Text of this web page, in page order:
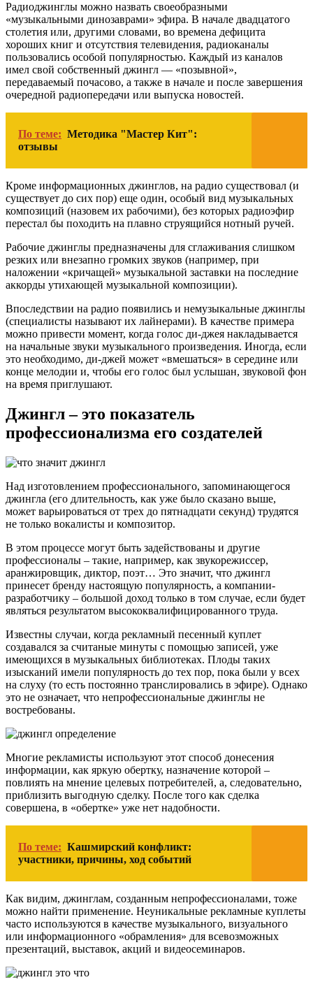
Радиоджинглы можно назвать своеобразными
«музыкальными динозаврами» эфира. В начале двадцатого
столетия или, другими словами, во времена дефицита
хороших книг и отсутствия телевидения, радиоканалы
пользовались особой популярностью. Каждый из каналов
имел свой собственный джингл — «позывной»,
передаваемый почасово, а также в начале и после завершения
очередной радиопередачи или выпуска новостей.
По теме: Методика "Мастер Кит":
отзывы
Кроме информационных джинглов, на радио существовал (и
существует до сих пор) еще один, особый вид музыкальных
композиций (назовем их рабочими), без которых радиоэфир
перестал бы походить на плавно струящийся нотный ручей.
Рабочие джинглы предназначены для сглаживания слишком
резких или внезапно громких звуков (например, при
наложении «кричащей» музыкальной заставки на последние
аккорды утихающей музыкальной композиции).
Впоследствии на радио появились и немузыкальные джинглы
(специалисты называют их лайнерами). В качестве примера
можно привести момент, когда голос ди-джея накладывается
на начальные звуки музыкального произведения. Иногда, если
это необходимо, ди-джей может «вмешаться» в середине или
конце мелодии и, чтобы его голос был услышан, звуковой фон
на время приглушают.
Джингл – это показатель
профессионализма его создателей
Над изготовлением профессионального, запоминающегося
джингла (его длительность, как уже было сказано выше,
может варьироваться от трех до пятнадцати секунд) трудятся
не только вокалисты и композитор.
В этом процессе могут быть задействованы и другие
профессионалы – такие, например, как звукорежиссер,
аранжировщик, диктор, поэт… Это значит, что джингл
принесет бренду настоящую популярность, а компании-
разработчику – большой доход только в том случае, если будет
являться результатом высококвалифицированного труда.
Известны случаи, когда рекламный песенный куплет
создавался за считаные минуты с помощью записей, уже
имеющихся в музыкальных библиотеках. Плоды таких
изысканий имели популярность до тех пор, пока были у всех
на слуху (то есть постоянно транслировались в эфире). Однако
это не означает, что непрофессиональные джинглы не
востребованы.
Многие рекламисты используют этот способ донесения
информации, как яркую обертку, назначение которой –
повлиять на мнение целевых потребителей, а, следовательно,
приблизить выгодную сделку. После того как сделка
совершена, в «обертке» уже нет надобности.
По теме: Кашмирский конфликт:
участники, причины, ход событий
Как видим, джинглам, созданным непрофессионалами, тоже
можно найти применение. Неуникальные рекламные куплеты
часто используются в качестве музыкального, визуального
или информационного «обрамления» для всевозможных
презентаций, выставок, акций и видеосеминаров.